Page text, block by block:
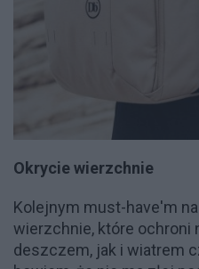
Okrycie wierzchnie
Kolejnym must-have'm
wierzchnie, które ochroni
deszczem, jak i wiatrem